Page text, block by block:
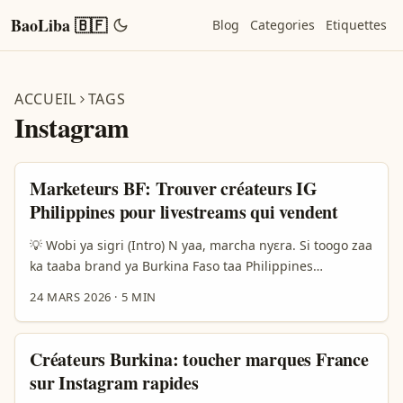
BaoLiba 🇧🇫 Blog Categories Etiquettes
ACCUEIL TAGS
Instagram
Marketeurs BF: Trouver créateurs IG
Philippines pour livestreams qui vendent
💡 Wobi ya sigri (Intro) N yaa, marcha nyɛra. Si toogo zaa
ka taaba brand ya Burkina Faso taa Philippines
influencer trust gɔm, live commerce fo ka se buy now,
affiliate programs yi yɛlgo fa 2024 foŋ-rebroka. An zɩɩg
b-bɛn: kom foor-diirer, meaning — tuku yere-yaare kɛrɛ
ka find creators wey fit audience-m, style-m, na
engagement-m. Manual search bɛ taamba; douga bè
24 MARS 2026 · 5 MIN
Créateurs Burkina: toucher marques France
sur Instagram rapides